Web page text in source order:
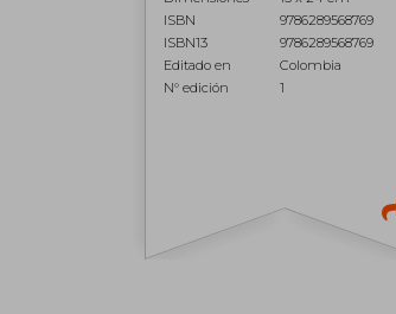
ISBN
9786289568769
ISBN13
9786289568769
Editado en
Colombia
N° edición
1